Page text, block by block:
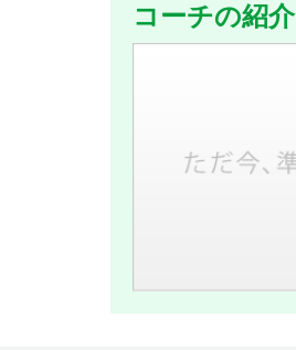
コーチの紹介